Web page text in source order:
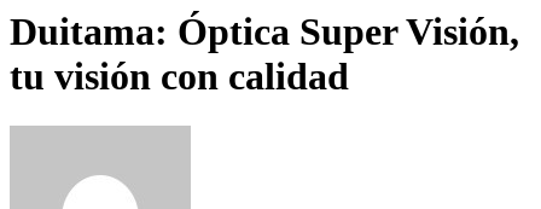
Duitama: Óptica Super Visión,
tu visión con calidad